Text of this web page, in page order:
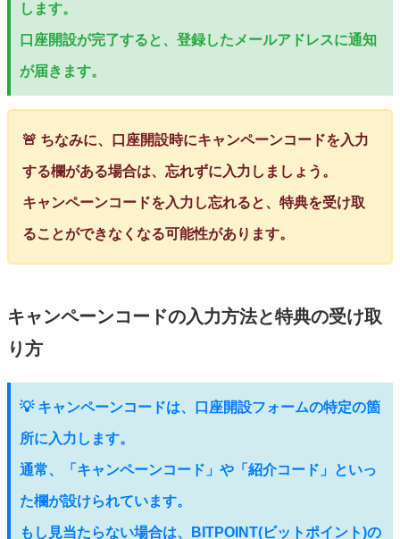
します。
口座開設が完了すると、登録したメールアドレスに通知
が届きます。
🚨 ちなみに、口座開設時にキャンペーンコードを入力
する欄がある場合は、忘れずに入力しましょう。
キャンペーンコードを入力し忘れると、特典を受け取
ることができなくなる可能性があります。
キャンペーンコードの入力方法と特典の受け取
り方
💡 キャンペーンコードは、口座開設フォームの特定の箇
所に入力します。
通常、「キャンペーンコード」や「紹介コード」といっ
た欄が設けられています。
もし見当たらない場合は、BITPOINT(ビットポイント)の